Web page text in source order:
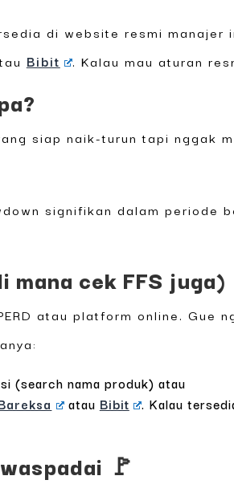
di website resmi
Bibit . Kalau mau aturan
siap naik-turun tapi nggak
signifikan dalam periode
cek FFS juga)
atau platform online.
(search nama produk) atau
atau Bibit
. Kalau
🚩